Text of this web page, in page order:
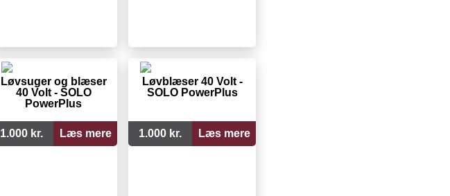
Løvsuger og blæser
40 Volt - SOLO
PowerPlus
1.000 kr. Læs mere
Løvblæser 40 Volt -
SOLO PowerPlus
1.000 kr. Læs mere